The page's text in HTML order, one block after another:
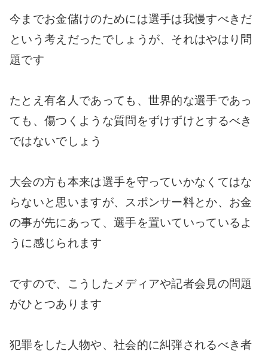
今までお金儲けのためには選手は我慢すべきだ
という考えだったでしょうが、それはやはり問
題です
たとえ有名人であっても、世界的な選手であっ
ても、傷つくような質問をずけずけとするべき
ではないでしょう
大会の方も本来は選手を守っていかなくてはな
らないと思いますが、スポンサー料とか、お金
の事が先にあって、選手を置いていっているよ
うに感じられます
ですので、こうしたメディアや記者会見の問題
がひとつあります
犯罪をした人物や、社会的に糾弾されるべき者